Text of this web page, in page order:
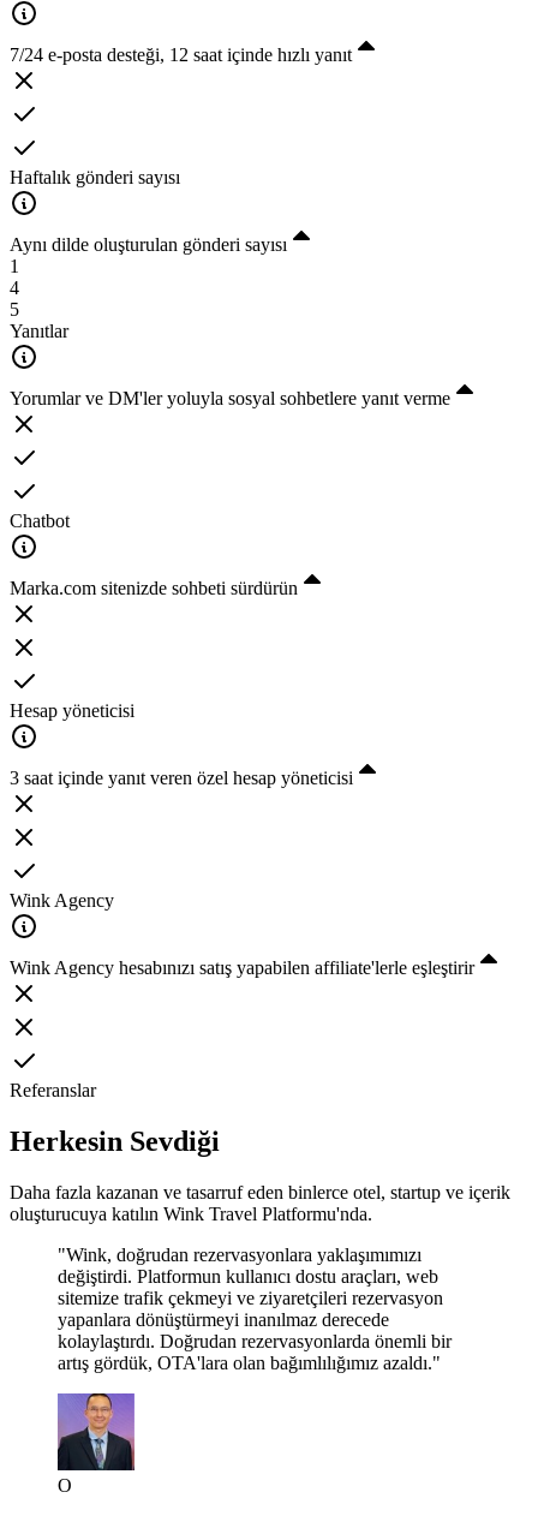
7/24 e-posta desteği, 12 saat içinde hızlı yanıt
Haftalık gönderi sayısı
Aynı dilde oluşturulan gönderi sayısı
1
4
5
Yanıtlar
Yorumlar ve DM'ler yoluyla sosyal sohbetlere yanıt verme
Chatbot
Marka.com sitenizde sohbeti sürdürün
Hesap yöneticisi
3 saat içinde yanıt veren özel hesap yöneticisi
Wink Agency
Wink Agency hesabınızı satış yapabilen affiliate'lerle eşleştirir
Referanslar
Herkesin Sevdiği
Daha fazla kazanan ve tasarruf eden binlerce otel, startup ve içerik
oluşturucuya katılın Wink Travel Platformu'nda.
"Wink, doğrudan rezervasyonlara yaklaşımımızı
değiştirdi. Platformun kullanıcı dostu araçları, web
sitemize trafik çekmeyi ve ziyaretçileri rezervasyon
yapanlara dönüştürmeyi inanılmaz derecede
kolaylaştırdı. Doğrudan rezervasyonlarda önemli bir
artış gördük, OTA'lara olan bağımlılığımız azaldı."
O